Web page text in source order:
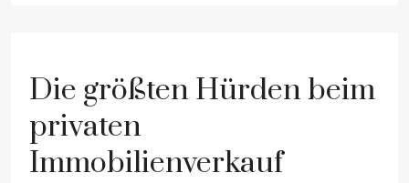
Die größten Hürden beim
privaten
Immobilienverkauf